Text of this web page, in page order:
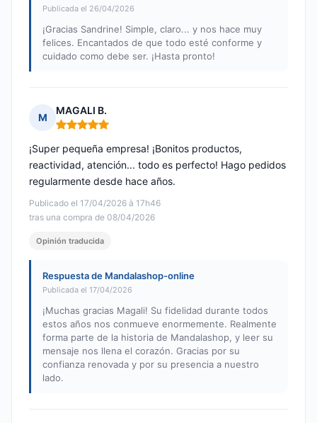
Publicada el 26/04/2026
¡Gracias Sandrine! Simple, claro... y nos hace muy
felices. Encantados de que todo esté conforme y
cuidado como debe ser. ¡Hasta pronto!
M
MAGALI B.
Nota: 5 de 5
Publicado el 17/04/2026 à 17h46
tras una compra de 08/04/2026
¡Super pequeña empresa! ¡Bonitos productos,
reactividad, atención... todo es perfecto! Hago pedidos
regularmente desde hace años.
Opinión traducida
Respuesta de Mandalashop-online
Publicada el 17/04/2026
¡Muchas gracias Magali! Su fidelidad durante todos
estos años nos conmueve enormemente. Realmente
forma parte de la historia de Mandalashop, y leer su
mensaje nos llena el corazón. Gracias por su
confianza renovada y por su presencia a nuestro
lado.